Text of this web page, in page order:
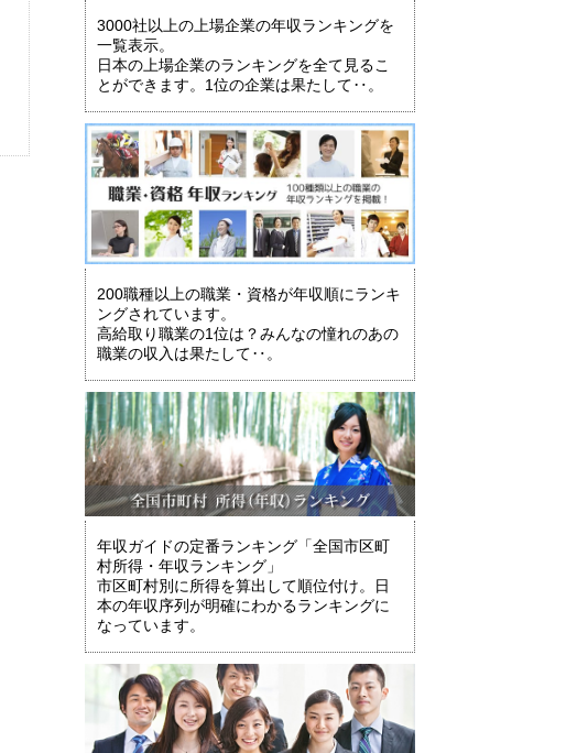
3000社以上の上場企業の年収ランキングを
一覧表示。
日本の上場企業のランキングを全て見るこ
とができます。1位の企業は果たして‥。
200職種以上の職業・資格が年収順にランキ
ングされています。
高給取り職業の1位は？みんなの憧れのあの
職業の収入は果たして‥。
年収ガイドの定番ランキング「全国市区町
村所得・年収ランキング」
市区町村別に所得を算出して順位付け。日
本の年収序列が明確にわかるランキングに
なっています。